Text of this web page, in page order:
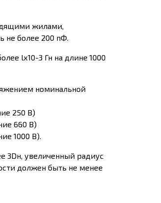
жилами,
не более 200 пФ.
lх10-3 Гн на длине 1000
номинальной
250 В)
660 В)
1000 В).
3Dн, увеличенный радиус
должен быть не менее